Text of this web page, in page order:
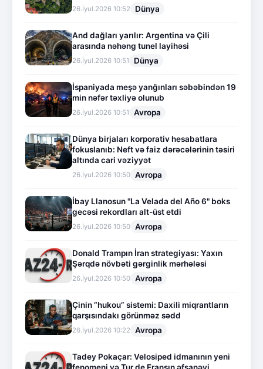
26.İyul.2026 10:52 Dünya
And dağları yarılır: Argentina və Çili
arasında nəhəng tunel layihəsi
26.İyul.2026 10:51 Dünya
İspaniyada meşə yanğınları səbəbindən 19
min nəfər təxliyə olunub
26.İyul.2026 10:51 Avropa
Dünya birjaları korporativ hesabatlara
fokuslanıb: Neft və faiz dərəcələrinin təsiri
altında cari vəziyyət
26.İyul.2026 10:50 Avropa
İbay Llanosun "La Velada del Año 6" boks
gecəsi rekordları alt-üst etdi
26.İyul.2026 10:50 Avropa
Donald Trampın İran strategiyası: Yaxın
Şərqdə növbəti gərginlik mərhələsi
26.İyul.2026 10:50 Avropa
Çinin “hukou” sistemi: Daxili miqrantların
qarşısındakı görünməz sədd
26.İyul.2026 10:22 Avropa
Tadey Pokaçar: Velosiped idmanının yeni